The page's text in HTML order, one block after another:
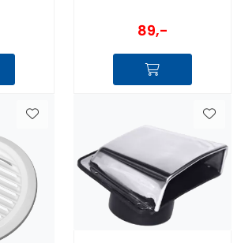
89,-